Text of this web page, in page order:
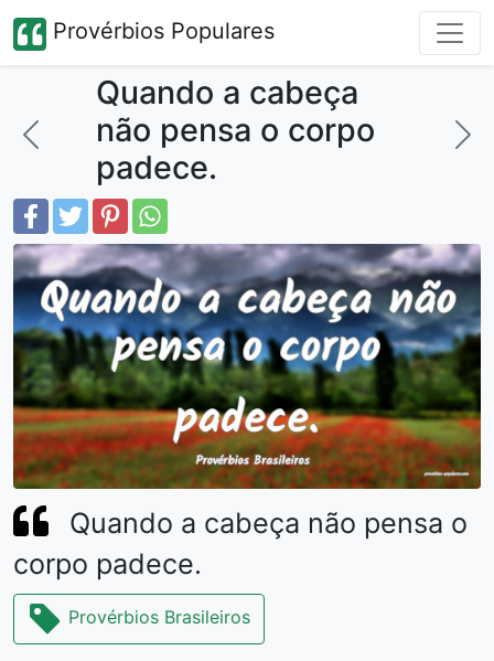
Provérbios Populares
Quando a cabeça
não pensa o corpo
padece.
Quando a cabeça não pensa o
corpo padece.
Provérbios Brasileiros